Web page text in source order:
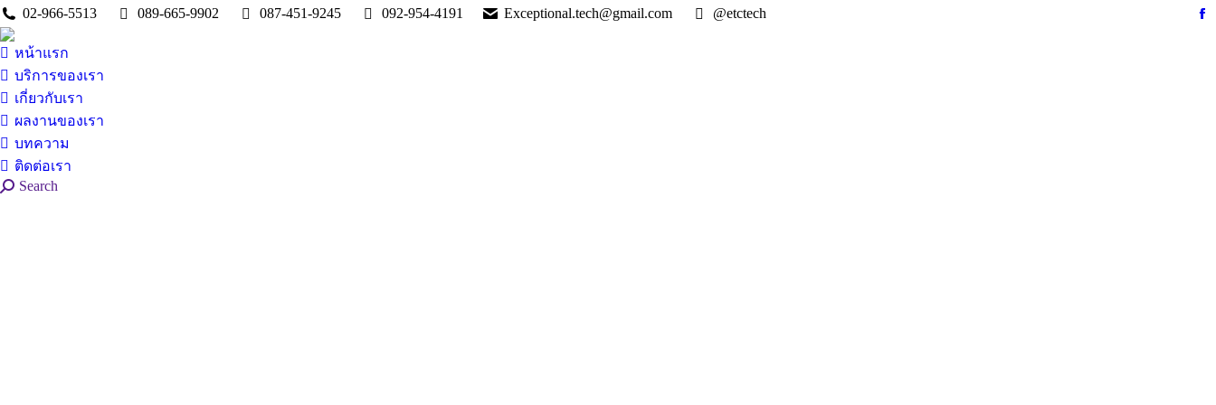
02-966-5513 089-665-9902 087-451-9245 092-954-4191 Exceptional.tech@gmail.com @etctech
หน้าแรก
บริการของเรา
เกี่ยวกับเรา
ผลงานของเรา
บทความ
ติดต่อเรา
Search:
Search